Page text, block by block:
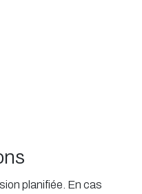
planifiée. En cas